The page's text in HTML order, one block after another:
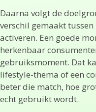
Daarna volgt de
verschil gemaakt
activeren. Een goede
herkenbaar
gebruiksmoment. Dat
lifestyle-thema of een
beter die match, hoe
echt gebruikt wordt.